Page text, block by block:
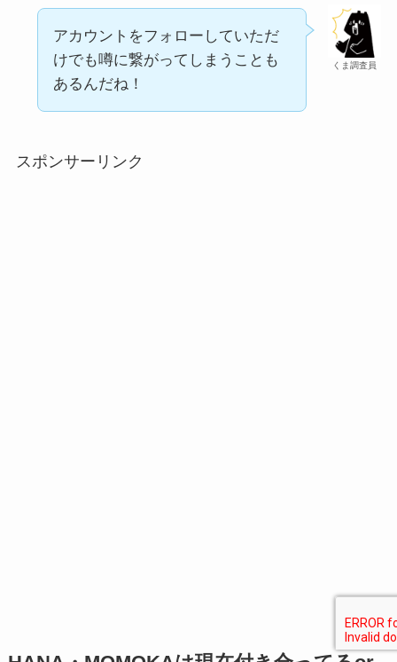
くま調査員
アカウントをフォローしていただ
けでも噂に繋がってしまうことも
あるんだね！
スポンサーリンク